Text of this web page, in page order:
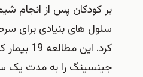
بر کودکان پس از انجام
سلول های بنیادی برای
جینسینگ را به مدت یک